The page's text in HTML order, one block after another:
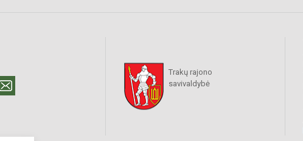
Trakų rajono
savivaldybė